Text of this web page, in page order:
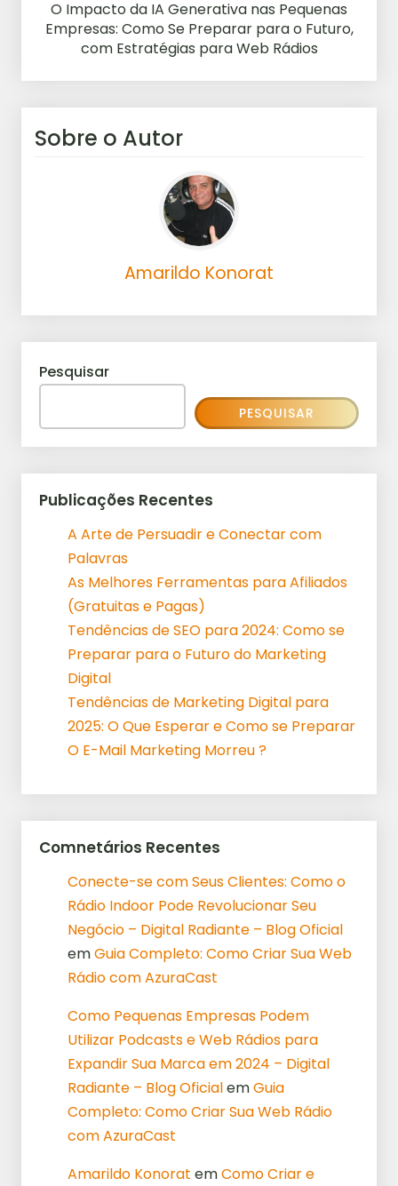
O Impacto da IA Generativa nas Pequenas
Empresas: Como Se Preparar para o Futuro,
com Estratégias para Web Rádios
Sobre o Autor
Amarildo Konorat
Pesquisar
PESQUISAR
Publicações Recentes
A Arte de Persuadir e Conectar com
Palavras
As Melhores Ferramentas para Afiliados
(Gratuitas e Pagas)
Tendências de SEO para 2024: Como se
Preparar para o Futuro do Marketing
Digital
Tendências de Marketing Digital para
2025: O Que Esperar e Como se Preparar
O E-Mail Marketing Morreu ?
Comnetários Recentes
Conecte-se com Seus Clientes: Como o
Rádio Indoor Pode Revolucionar Seu
Negócio – Digital Radiante – Blog Oficial
emGuia Completo: Como Criar Sua Web
Rádio com AzuraCast
Como Pequenas Empresas Podem
Utilizar Podcasts e Web Rádios para
Expandir Sua Marca em 2024 – Digital
Radiante – Blog OficialemGuia
Completo: Como Criar Sua Web Rádio
com AzuraCast
Amarildo Konorat emComo Criar e